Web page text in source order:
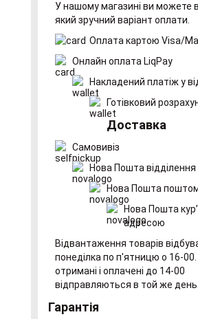
У нашому магазині ви можете
який зручний варіант оплати.
Оплата картою Visa/
Онлайн оплата LiqPay
Накладений платіж у
Готівковий
Доставка
Самовивіз
Нова Пошта відділення
Нова Пошта
Нова Пошта
адресою
Відвантаження товарів
понеділка по п'ятницю о 16-
отримані і оплачені до 14-00
відправляються в той же день.
Гарантія